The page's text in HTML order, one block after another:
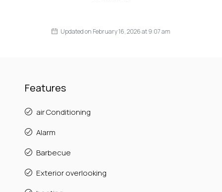
Updated on February 16, 2026 at 9:07 am
Features
air Conditioning
Alarm
Barbecue
Exterior overlooking